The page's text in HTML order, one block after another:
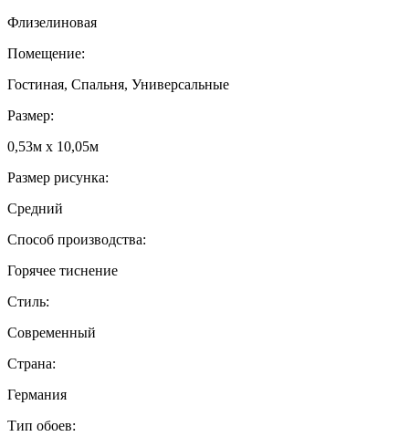
Флизелиновая
Помещение:
Гостиная, Спальня, Универсальные
Размер:
0,53м x 10,05м
Размер рисунка:
Средний
Способ производства:
Горячее тиснение
Стиль:
Современный
Страна:
Германия
Тип обоев: